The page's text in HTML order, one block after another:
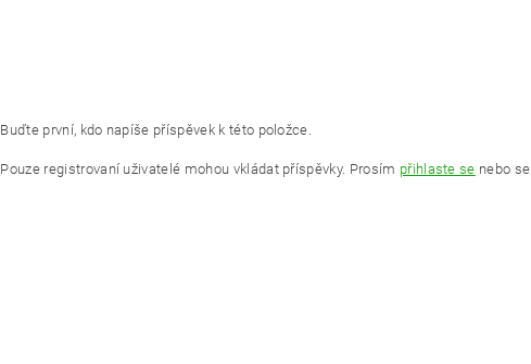
Buďte první, kdo napíše příspěvek k této položce.
Pouze registrovaní uživatelé mohou vkládat příspěvky. Prosím přihlaste se nebo se